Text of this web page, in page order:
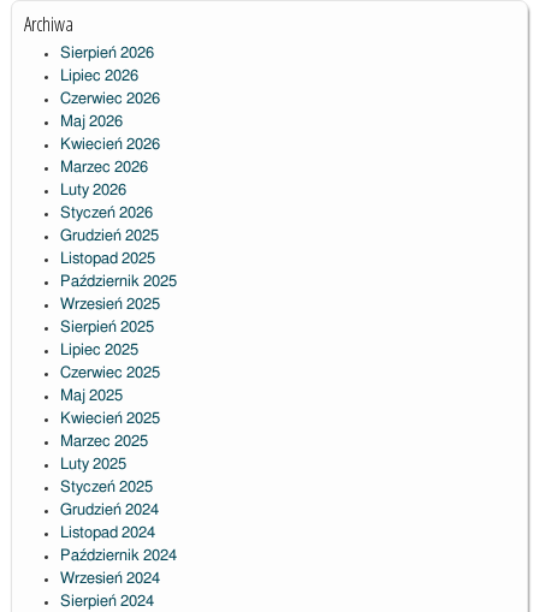
Archiwa
Sierpień 2026
Lipiec 2026
Czerwiec 2026
Maj 2026
Kwiecień 2026
Marzec 2026
Luty 2026
Styczeń 2026
Grudzień 2025
Listopad 2025
Październik 2025
Wrzesień 2025
Sierpień 2025
Lipiec 2025
Czerwiec 2025
Maj 2025
Kwiecień 2025
Marzec 2025
Luty 2025
Styczeń 2025
Grudzień 2024
Listopad 2024
Październik 2024
Wrzesień 2024
Sierpień 2024